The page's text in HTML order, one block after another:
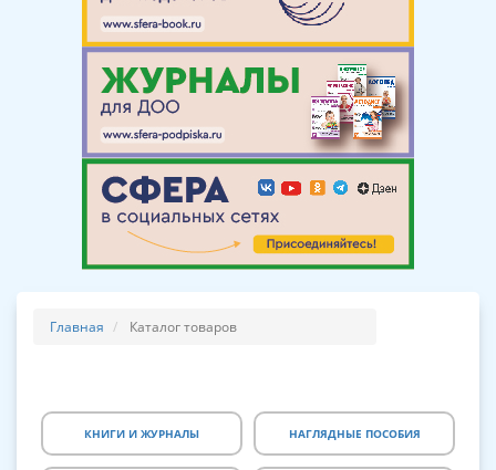
Главная Каталог товаров
КНИГИ И ЖУРНАЛЫ НАГЛЯДНЫЕ ПОСОБИЯ